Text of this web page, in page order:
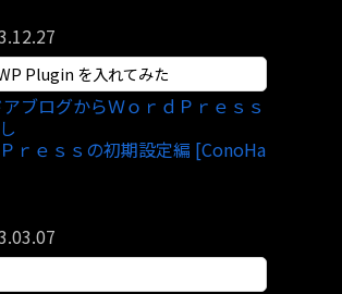
Plugin を入れてみた
ブログからＷｏｒｄＰｒｅｓｓ
ｒｅｓｓの初期設定編 [ConoHa